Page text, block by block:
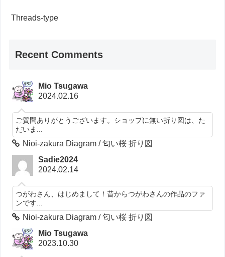
Threads-type
Recent Comments
Mio Tsugawa
2024.02.16
ご質問ありがとうございます。ショップに無い折り図は、た
だいま...
Nioi-zakura Diagram / 匂い桜 折り図
Sadie2024
2024.02.14
つがわさん、はじめまして！昔からつがわさんの作品のファ
ンです...
Nioi-zakura Diagram / 匂い桜 折り図
Mio Tsugawa
2023.10.30